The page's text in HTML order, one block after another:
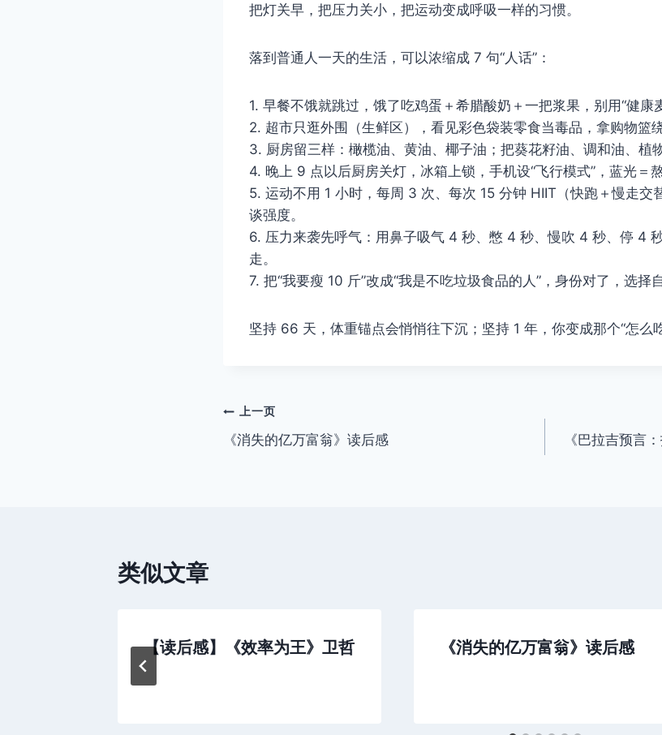
把灯关早，把压力关小，把运动变成呼吸一样的习惯。
落到普通人一天的生活，可以浓缩成 7 句“人话”：
1. 早餐不饿就跳过，饿了吃鸡蛋＋希腊酸奶＋一把浆果，别用“健康
2. 超市只逛外围（生鲜区），看见彩色袋装零食当毒品，拿购物篮绕
3. 厨房留三样：橄榄油、黄油、椰子油；把葵花籽油、调和油、植
4. 晚上 9 点以后厨房关灯，冰箱上锁，手机设“飞行模式”，蓝光＝熬
5. 运动不用 1 小时，每周 3 次、每次 15 分钟 HIIT（快跑＋慢走交
谈强度。
6. 压力来袭先呼气：用鼻子吸气 4 秒、憋 4 秒、慢吹 4 秒、停 4
走。
7. 把“我要瘦 10 斤”改成“我是不吃垃圾食品的人”，身份对了，选择
坚持 66 天，体重锚点会悄悄往下沉；坚持 1 年，你变成那个“怎么
文
章
上一页
《消失的亿万富翁》读后感
《巴拉吉预言
类似文章
【读后感】《效率为王》卫哲 《消失的亿万富翁》读后感